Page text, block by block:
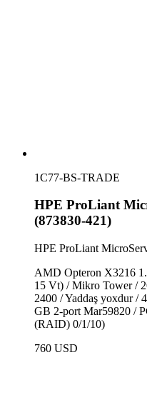
1C77-BS-TRADE
HPE ProLiant
(873830-421)
HPE ProLiant
AMD Opteron X3216
15 Vt) / Mikro Tower /
2400 / Yaddaş yoxdur /
GB 2-port Mar59820 /
(RAID) 0/1/10)
760 USD